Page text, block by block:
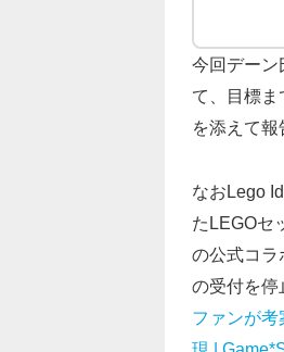
今回デーン
て、目標
を添えて報
なおLego
たLEGOセ
の公式コラ
の受付を停
ファンが